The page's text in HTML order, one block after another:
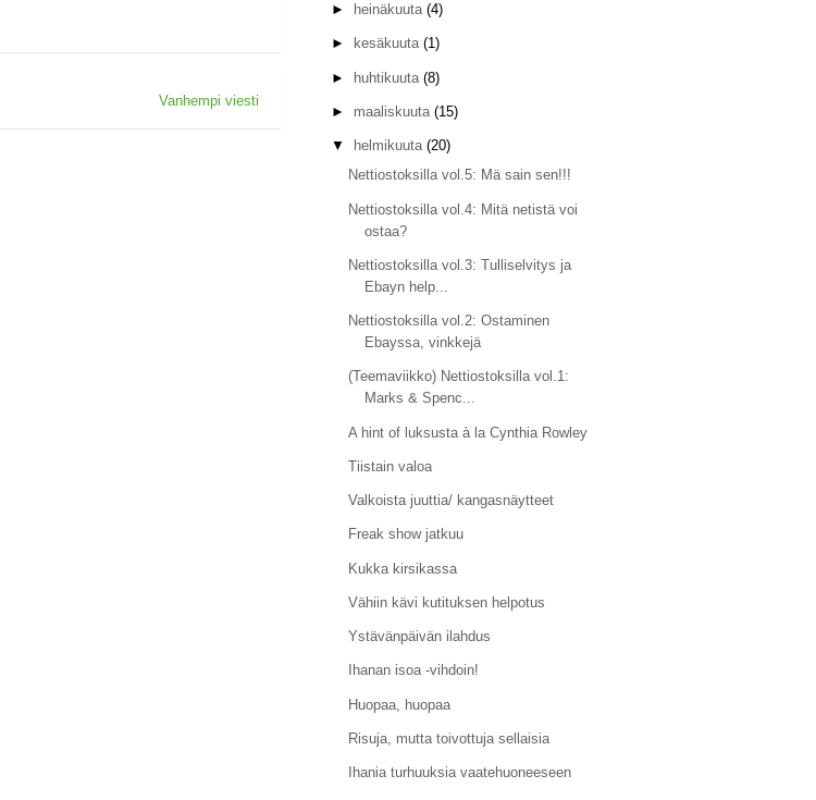
Vanhempi viesti
► heinäkuuta (4)
► kesäkuuta (1)
► huhtikuuta (8)
► maaliskuuta (15)
▼ helmikuuta (20)
Nettiostoksilla vol.5: Mä sain sen!!!
Nettiostoksilla vol.4: Mitä netistä voi
ostaa?
Nettiostoksilla vol.3: Tulliselvitys ja
Ebayn help...
Nettiostoksilla vol.2: Ostaminen
Ebayssa, vinkkejä
(Teemaviikko) Nettiostoksilla vol.1:
Marks & Spenc...
A hint of luksusta à la Cynthia Rowley
Tiistain valoa
Valkoista juuttia/ kangasnäytteet
Freak show jatkuu
Kukka kirsikassa
Vähiin kävi kutituksen helpotus
Ystävänpäivän ilahdus
Ihanan isoa -vihdoin!
Huopaa, huopaa
Risuja, mutta toivottuja sellaisia
Ihania turhuuksia vaatehuoneeseen